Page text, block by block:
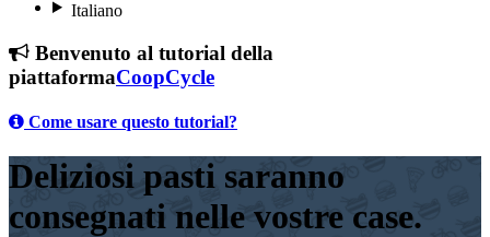
Italiano
Benvenuto al tutorial della
piattaformaCoopCycle
Come usare questo tutorial?
Deliziosi pasti saranno
consegnati nelle vostre case.